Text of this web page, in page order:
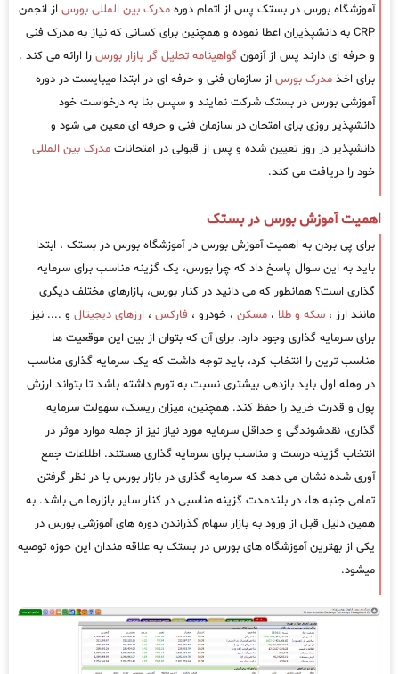
آموزشگاه بورس در بستک پس از اتمام دوره مدرک بین المللی بورس از انجمن
CRP به دانشپذیران اعطا نموده و همچنین برای کسانی که نیاز به مدرک فنی
و حرفه ای دارند پس از آزمون گواهینامه تحلیل گر بازار بورس را ارائه می کند .
برای اخذ مدرک بورس از سازمان فنی و حرفه ای در ابتدا میبایست در دوره
آموزشی بورس در بستک شرکت نمایند و سپس بنا به درخواست خود
دانشپذیر روزی برای امتحان در سازمان فنی و حرفه ای معین می شود و
دانشپذیر در روز تعیین شده و پس از قبولی در امتحانات مدرک بین المللی
خود را دریافت می کند.
اهمیت آموزش بورس در بستک
برای پی بردن به اهمیت آموزش بورس در آموزشگاه بورس در بستک ، ابتدا
باید به این سوال پاسخ داد که چرا بورس، یک گزینه مناسب برای سرمایه
گذاری است؟ همانطور که می دانید در کنار بورس، بازارهای مختلف دیگری
مانند ارز ، سکه و طلا ، مسکن ، خودرو ، فارکس ، ارزهای دیجیتال و .... نیز
برای سرمایه گذاری وجود دارد. برای آن که بتوان از بین این موقعیت ها
مناسب ترین را انتخاب کرد، باید توجه داشت که یک سرمایه گذاری مناسب
در وهله اول باید بازدهی بیشتری نسبت به تورم داشته باشد تا بتواند ارزش
پول و قدرت خرید را حفظ کند. همچنین، میزان ریسک، سهولت سرمایه
گذاری، نقدشوندگی و حداقل سرمایه مورد نیاز نیز از جمله موارد موثر در
انتخاب گزینه درست و مناسب برای سرمایه گذاری هستند. اطلاعات جمع
آوری شده نشان می دهد که سرمایه گذاری در بازار بورس با در نظر گرفتن
تمامی جنبه ها، در بلندمدت گزینه مناسبی در کنار سایر بازارها می باشد. به
همین دلیل قبل از ورود به بازار سهام گذراندن دوره های آموزشی بورس در
یکی از بهترین آموزشگاه های بورس در بستک به علاقه مندان این حوزه توصیه
میشود.